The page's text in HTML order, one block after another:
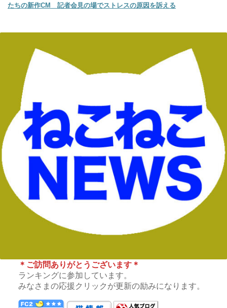
たちの新作CM 記者会見の場でストレスの原因を訴える
＊ご訪問ありがとうございます＊
ランキングに参加しています。
みなさまの応援クリックが更新の励みになります。